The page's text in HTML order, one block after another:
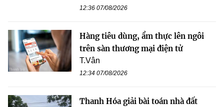
12:36 07/08/2026
Hàng tiêu dùng, ẩm thực lên ngôi
trên sàn thương mại điện tử
T.Vân
12:34 07/08/2026
Thanh Hóa giải bài toán nhà đất